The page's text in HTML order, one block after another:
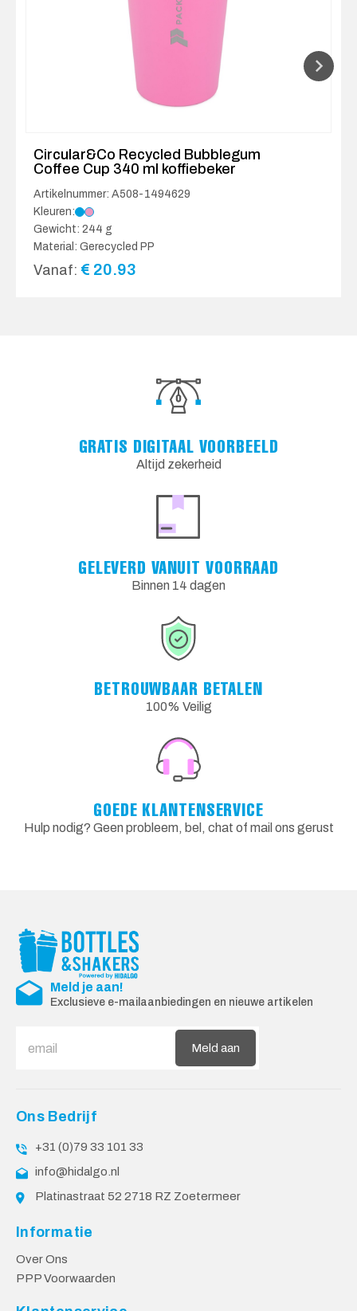
Circular&Co Recycled Bubblegum
Coffee Cup 340 ml koffiebeker
Artikelnummer: A508-1494629
Kleuren:
Gewicht: 244 g
Material: Gerecycled PP
Vanaf: € 20.93
GRATIS DIGITAAL VOORBEELD
Altijd zekerheid
GELEVERD VANUIT VOORRAAD
Binnen 14 dagen
BETROUWBAAR BETALEN
100% Veilig
GOEDE KLANTENSERVICE
Hulp nodig? Geen probleem, bel, chat of mail ons gerust
Meld je aan!
Exclusieve e-mailaanbiedingen en nieuwe artikelen
Meld aan
Ons Bedrijf
+31 (0)79 33 101 33
info@hidalgo.nl
Platinastraat 52 2718 RZ Zoetermeer
Informatie
Over Ons
PPP Voorwaarden